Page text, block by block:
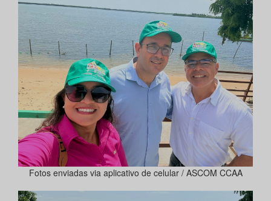
Fotos enviadas via aplicativo de celular / ASCOM CCAA